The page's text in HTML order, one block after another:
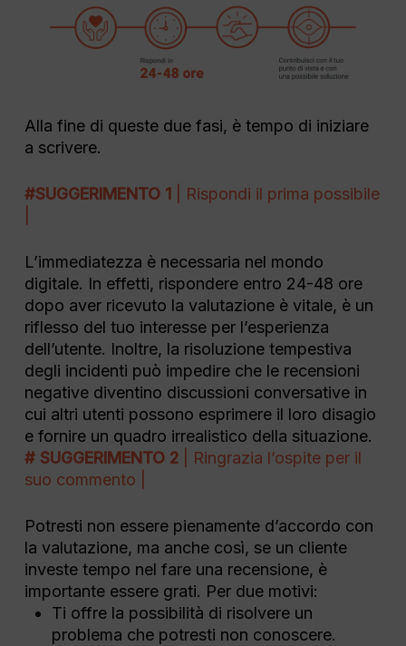
Alla fine di queste due fasi, è tempo di iniziare
a scrivere.
#SUGGERIMENTO 1
| Rispondi il prima possibile
L’immediatezza è necessaria nel mondo
digitale. In effetti, rispondere entro 24-48 ore
dopo aver ricevuto la valutazione è vitale, è un
riflesso del tuo interesse per l’esperienza
dell’utente. Inoltre, la risoluzione tempestiva
degli incidenti può impedire che le recensioni
negative diventino discussioni conversative in
cui altri utenti possono esprimere il loro disagio
e fornire un quadro irrealistico della situazione.
# SUGGERIMENTO 2| Ringrazia l’ospite per il
suo commento |
Potresti non essere pienamente d’accordo con
la valutazione, ma anche così, se un cliente
investe tempo nel fare una recensione, è
importante essere grati. Per due motivi:
Ti offre la possibilità di risolvere un
problema che potresti non conoscere.